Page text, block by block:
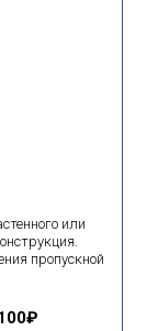
или
пропускной